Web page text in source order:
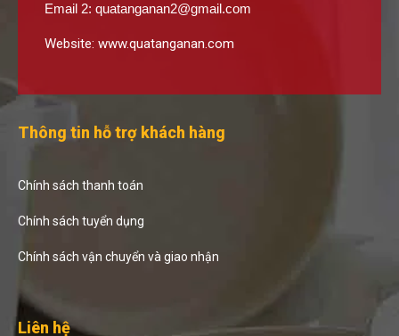
Email 2: quatanganan2@gmail.com
Website: www.quatanganan.com
Thông tin hỗ trợ khách hàng
Chính sách thanh toán
Chính sách tuyển dụng
Chính sách vận chuyển và giao nhận
Liên hệ